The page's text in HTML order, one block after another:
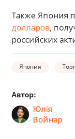
Также Япония
долларов,
российских
Япония
Автор:
Юлія
Войнар